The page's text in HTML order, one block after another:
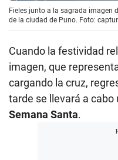
Fieles junto a la sagrada imagen
de la ciudad de Puno. Foto:
Cuando la festividad
imagen, que
cargando la cruz,
tarde se llevará a cabo
Semana Santa.